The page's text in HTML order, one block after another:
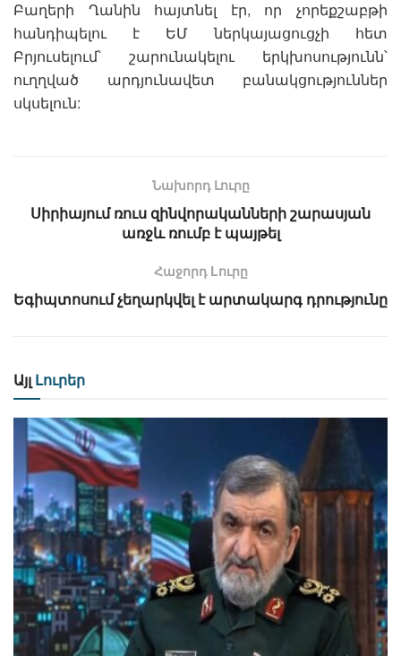
Բաղերի Ղանին հայտնել էր, որ չորեքշաբթի
հանդիպելու է ԵՄ ներկայացուցչի հետ
Բրյուսելում՝ շարունակելու երկխոսությունն՝
ուղղված արդյունավետ բանակցություններ
սկսելուն:
Նախորդ Լուրը
Սիրիայում ռուս զինվորականների շարասյան
առջև ռումբ է պայթել
Հաջորդ Lուրը
Եգիպտոսում չեղարկվել է արտակարգ դրությունը
Այլ Լուրեր